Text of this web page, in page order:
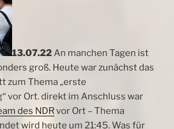
13.07.22An manchen Tagen ist
groß. Heute war zunächst das
zum Thema „erste
vor Ort. direkt im Anschluss war
des NDRvor Ort – Thema
wird heute um 21:45. Was für